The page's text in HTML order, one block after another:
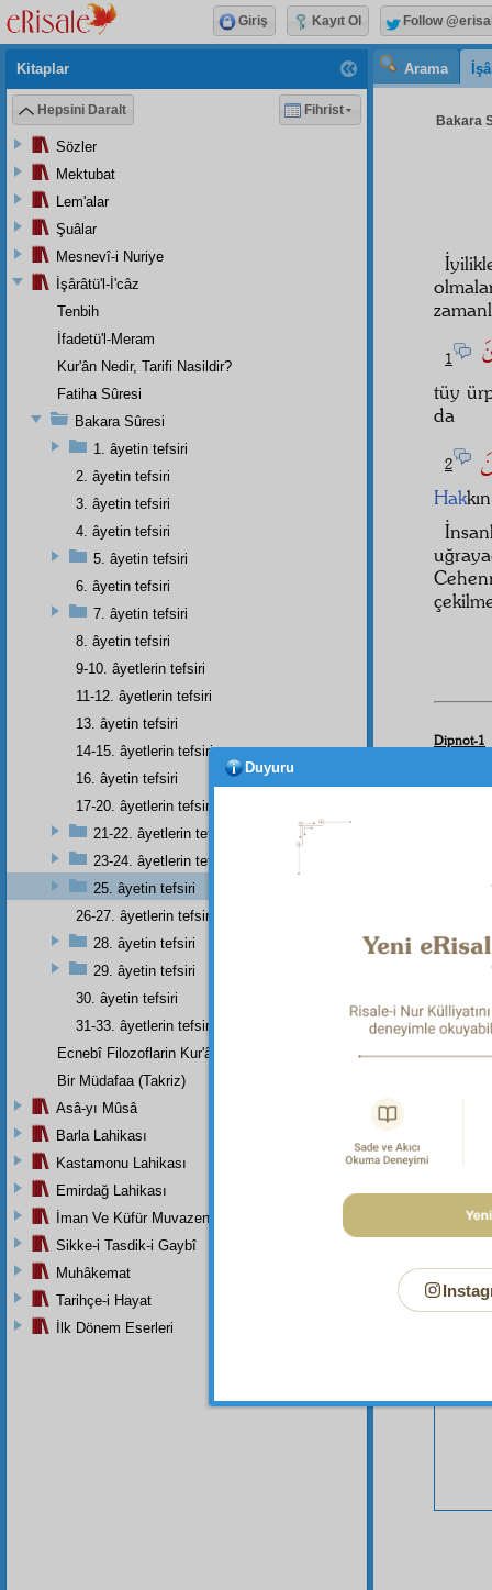
Arama
Bakara
1
tüy
da
2
Hak
Dipnot-1
Dipnot-2
Kitaplar
Hepsini Daralt Fihrist
Sözler
Mektubat
Lem'alar
Şuâlar
Mesnevî-i Nuriye
İşârâtü'l-İ'câz
Tenbih
İfadetü'l-Meram
Kur'ân Nedir, Tarifi Nasildir?
Fatiha Sûresi
Bakara Sûresi
1. âyetin tefsiri
2. âyetin tefsiri
3. âyetin tefsiri
4. âyetin tefsiri
5. âyetin tefsiri
6. âyetin tefsiri
7. âyetin tefsiri
8. âyetin tefsiri
9-10. âyetlerin tefsiri
11-12. âyetlerin tefsiri
13. âyetin tefsiri
14-15. âyetlerin tefsiri
16. âyetin tefsiri
17-20. âyetlerin tefsiri
21-22. âyetlerin tefsiri
23-24. âyetlerin tefsiri
25. âyetin tefsiri
26-27. âyetlerin tefsiri
28. âyetin tefsiri
29. âyetin tefsiri
30. âyetin tefsiri
31-33. âyetlerin tefsiri
Ecnebî Filozoflarin Kur'ân'i Tasdiklerine Dair Şehadetleri
Bir Müdafaa (Takriz)
Asâ-yı Mûsâ
Barla Lahikası
Kastamonu Lahikası
Emirdağ Lahikası
İman Ve Küfür Muvazeneleri
Sikke-i Tasdik-i Gaybî
Muhâkemat
Tarihçe-i Hayat
İlk Dönem Eserleri
Giriş Kayıt Ol Follow
Duyuru